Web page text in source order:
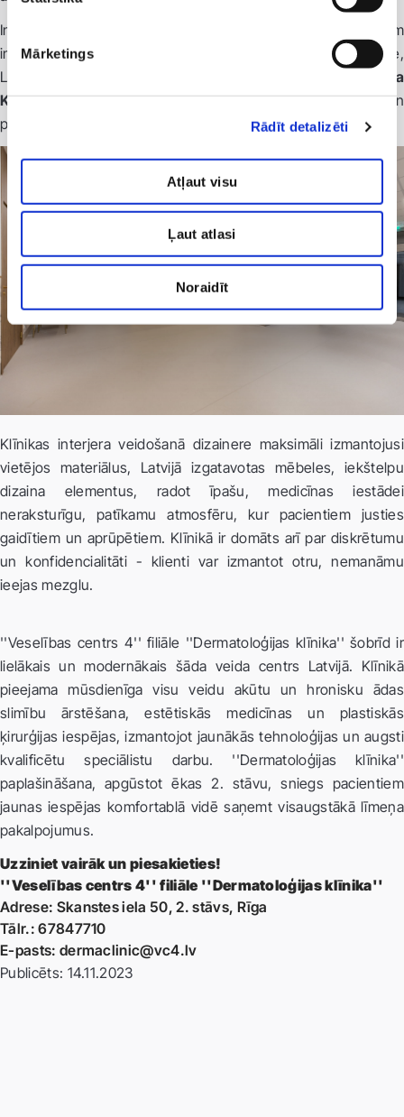
Mārketings
Rādīt detalizēti
Atļaut visu
Ļaut atlasi
Noraidīt
Interjera dizainu radījusi viena no Latvijā pieprasītākajām
interjera arhitektēm, Latvijas Dizaineru biedrības prezidente,
Latvijas Dizaineru savienības valdes priekšsēdētāja
Kristiana
Kazarjana. Ne tikai estētika, bet arī augsta funkcionalitāte un
personalizēta pieeja padara viņas īstenotos projektus īpašus.
Klīnikas interjera veidošanā dizainere maksimāli izmantojusi
vietējos materiālus, Latvijā izgatavotas mēbeles, iekštelpu
dizaina elementus, radot īpašu, medicīnas iestādei
neraksturīgu, patīkamu atmosfēru, kur pacientiem justies
gaidītiem un aprūpētiem. Klīnikā ir domāts arī par diskrētumu
un konfidencialitāti - klienti var izmantot otru, nemanāmu
ieejas mezglu.
''Veselības centrs 4'' filiāle ''Dermatoloģijas klīnika'' šobrīd ir
lielākais un modernākais šāda veida centrs Latvijā. Klīnikā
pieejama mūsdienīga visu veidu akūtu un hronisku ādas
slimību ārstēšana, estētiskās medicīnas un plastiskās
ķirurģijas iespējas, izmantojot jaunākās tehnoloģijas un augsti
kvalificētu speciālistu darbu. ''Dermatoloģijas klīnika''
paplašināšana, apgūstot ēkas 2. stāvu, sniegs pacientiem
jaunas iespējas komfortablā vidē saņemt visaugstākā līmeņa
pakalpojumus.
Uzziniet vairāk un piesakieties!
''Veselības centrs 4'' filiāle ''Dermatoloģijas klīnika''
Adrese: Skanstes iela 50, 2. stāvs, Rīga
Tālr.: 67847710
E-pasts: dermaclinic@vc4.lv
Publicēts: 14.11.2023